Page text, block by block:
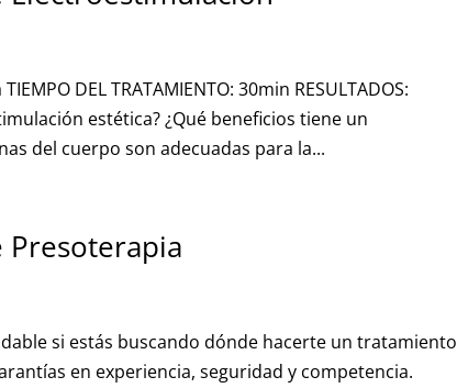
DEL TRATAMIENTO: 30min RESULTADOS:
estética? ¿Qué beneficios tiene un
del cuerpo son adecuadas para la...
Presoterapia
si estás buscando dónde hacerte un tratamiento
en experiencia, seguridad y competencia.